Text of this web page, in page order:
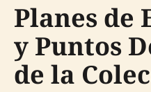
Planes de
y Puntos
de la